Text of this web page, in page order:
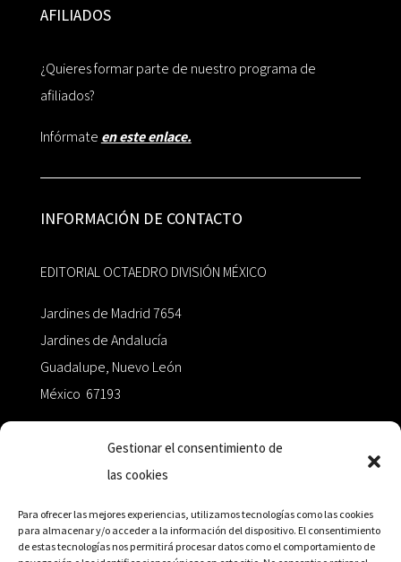
Gestionar el consentimiento de
las cookies
Para ofrecer las mejores experiencias, utilizamos tecnologías como las cookies
para almacenar y/o acceder a la información del dispositivo. El consentimiento
de estas tecnologías nos permitirá procesar datos como el comportamiento de
AFILIADOS
¿Quieres formar parte de nuestro programa de
afiliados?
Infórmate en este enlace.
INFORMACIÓN DE CONTACTO
EDITORIAL OCTAEDRO DIVISIÓN MÉXICO
Jardines de Madrid 7654
Jardines de Andalucía
Guadalupe, Nuevo León
México 67193
+52 811.499.5638
RED DE DISTRIBUCIÓN